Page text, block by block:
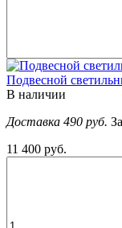
Подвесной
В наличии
Доставка 490 руб.
11 400 руб.